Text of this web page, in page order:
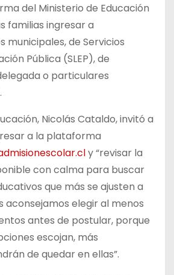
del Ministerio de Educación
familias ingresar a
municipales, de Servicios
Pública (SLEP), de
o particulares
Nicolás Cataldo, invitó a
a la plataforma
y “revisar la
con calma para buscar
que más se ajusten a
aconsejamos elegir al menos
antes de postular, porque
escojan, más
de quedar en ellas”.